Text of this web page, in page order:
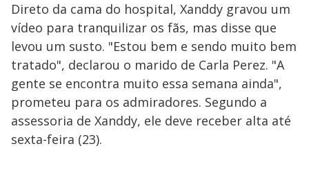
Direto da cama do hospital, Xanddy gravou um
vídeo para tranquilizar os fãs, mas disse que
levou um susto. "Estou bem e sendo muito bem
tratado", declarou o marido de Carla Perez. "A
gente se encontra muito essa semana ainda",
prometeu para os admiradores. Segundo a
assessoria de Xanddy, ele deve receber alta até
sexta-feira (23).